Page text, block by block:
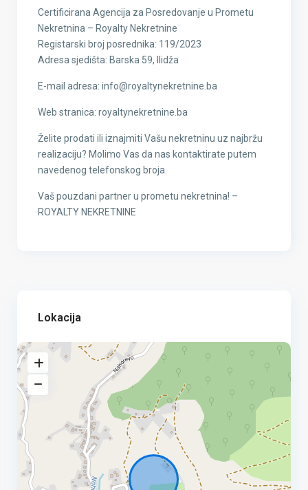
Certificirana Agencija za Posredovanje u Prometu
Nekretnina – Royalty Nekretnine
Registarski broj posrednika: 119/2023
Adresa sjedišta: Barska 59, Ilidža
E-mail adresa: info@royaltynekretnine.ba
Web stranica: royaltynekretnine.ba
Želite prodati ili iznajmiti Vašu nekretninu uz najbržu
realizaciju? Molimo Vas da nas kontaktirate putem
navedenog telefonskog broja.
Vaš pouzdani partner u prometu nekretnina! –
ROYALTY NEKRETNINE
Lokacija